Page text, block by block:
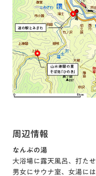
周辺情報
なんぶの湯
大浴場に露天風呂、打た
男女にサウナ室、女湯に